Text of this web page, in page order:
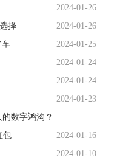
2024-01-26
择
2024-01-26
车
2024-01-25
2024-01-24
2024-01-24
2024-01-23
数字鸿沟？
2024-01-16
包
2024-01-16
2024-01-10